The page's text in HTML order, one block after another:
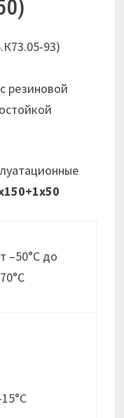
93)
резиновой
–50°С до